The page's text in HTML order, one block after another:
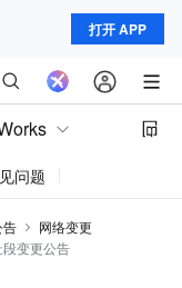
打开 APP
问题
告
网络变更
变更公告